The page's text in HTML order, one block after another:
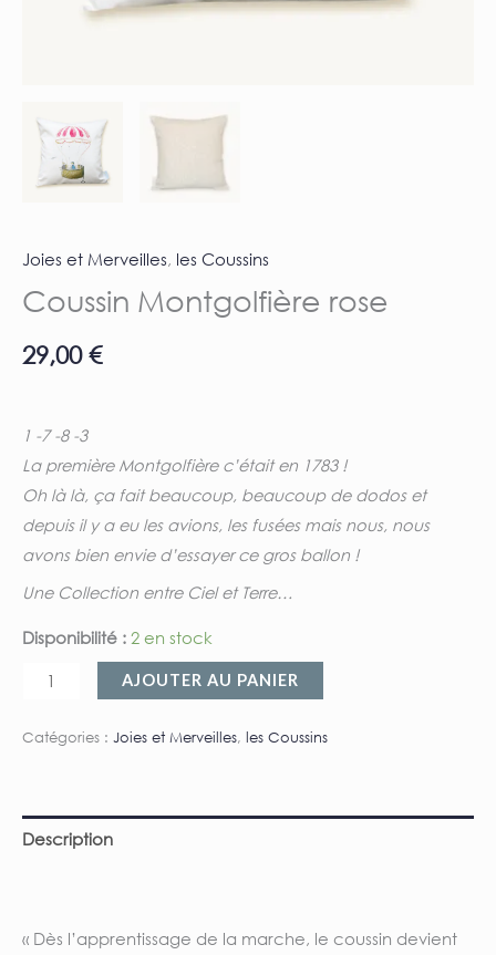
Joies et Merveilles, les Coussins
Coussin Montgolfière rose
29,00 €
1 -7 -8 -3
La première Montgolfière c’était en 1783 !
Oh là là, ça fait beaucoup, beaucoup de dodos et
depuis il y a eu les avions, les fusées mais nous, nous
avons bien envie d’essayer ce gros ballon !
Une Collection entre Ciel et Terre…
Disponibilité : 2 en stock
AJOUTER AU PANIER
Catégories : Joies et Merveilles, les Coussins
Description
« Dès l’apprentissage de la marche, le coussin devient